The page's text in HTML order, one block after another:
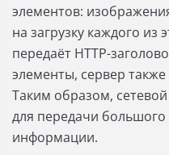
элементов:
на загрузку каждого из
передаёт HTTP-
элементы, сервер
Таким образом,
для передачи
информации.